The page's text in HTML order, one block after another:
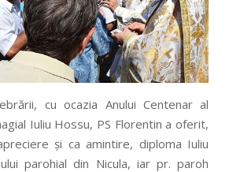
cu ocazia Anului Centenar al
Iuliu Hossu, PS Florentin a oferit,
și ca amintire, diploma Iuliu
parohial din Nicula, iar pr. paroh